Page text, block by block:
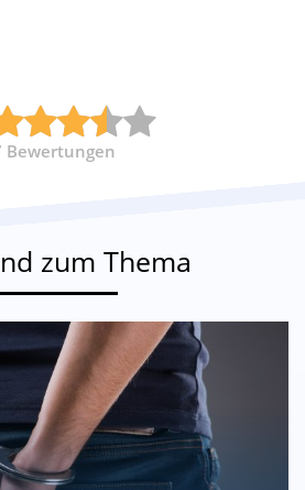
Bewertungen
zum Thema